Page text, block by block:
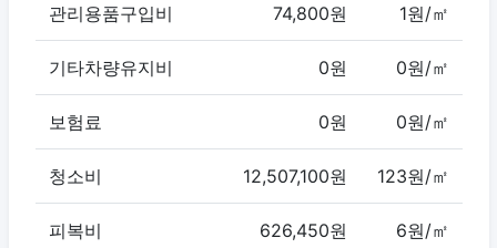
관리용품구입비 74,800원 1원/㎡
기타차량유지비 0원 0원/㎡
보험료 0원 0원/㎡
청소비 12,507,100원 123원/㎡
피복비 626,450원 6원/㎡